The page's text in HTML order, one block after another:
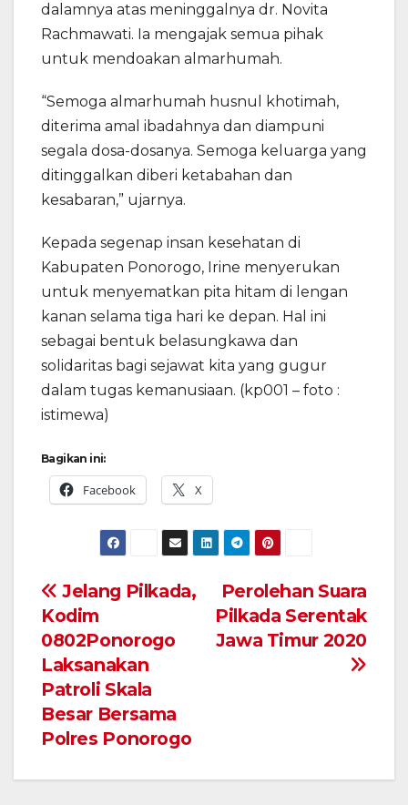
dalamnya atas meninggalnya dr. Novita
Rachmawati. Ia mengajak semua pihak
untuk mendoakan almarhumah.
“Semoga almarhumah husnul khotimah,
diterima amal ibadahnya dan diampuni
segala dosa-dosanya. Semoga keluarga yang
ditinggalkan diberi ketabahan dan
kesabaran,” ujarnya.
Kepada segenap insan kesehatan di
Kabupaten Ponorogo, Irine menyerukan
untuk menyematkan pita hitam di lengan
kanan selama tiga hari ke depan. Hal ini
sebagai bentuk belasungkawa dan
solidaritas bagi sejawat kita yang gugur
dalam tugas kemanusiaan. (kp001 – foto :
istimewa)
Bagikan ini:
Facebook X
Navigasi
pos
Perolehan Suara
Pilkada Serentak
Jawa Timur 2020
Jelang Pilkada,
Kodim
0802Ponorogo
Laksanakan
Patroli Skala
Besar Bersama
Polres Ponorogo